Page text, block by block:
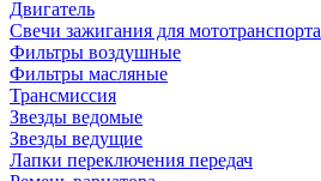
Двигатель
Свечи зажигания для мототранспорта
Фильтры воздушные
Фильтры масляные
Трансмиссия
Звезды ведомые
Звезды ведущие
Лапки переключения передач